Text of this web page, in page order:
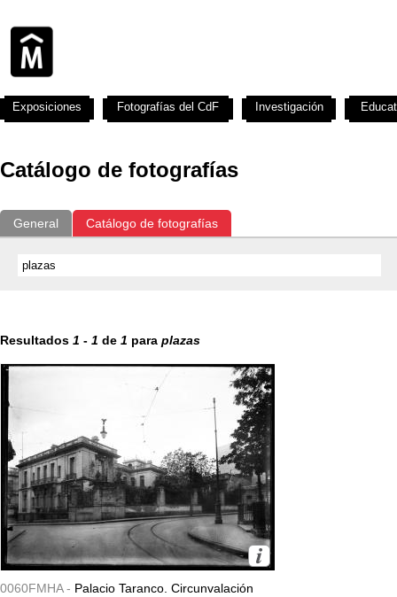
Catálogo de fotografías
General Catálogo de fotografías
Resultados 1 - 1 de 1 para plazas
0060FMHA - Palacio Taranco. Circunvalación
Exposiciones Fotografías del CdF Investigación